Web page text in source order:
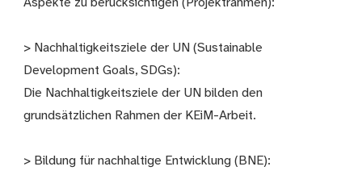
Aspekte zu berücksichtigen (Projektrahmen):
> Nachhaltigkeitsziele der UN (Sustainable
Development Goals, SDGs):
Die Nachhaltigkeitsziele der UN bilden den
grundsätzlichen Rahmen der KEiM-Arbeit.
> Bildung für nachhaltige Entwicklung (BNE):